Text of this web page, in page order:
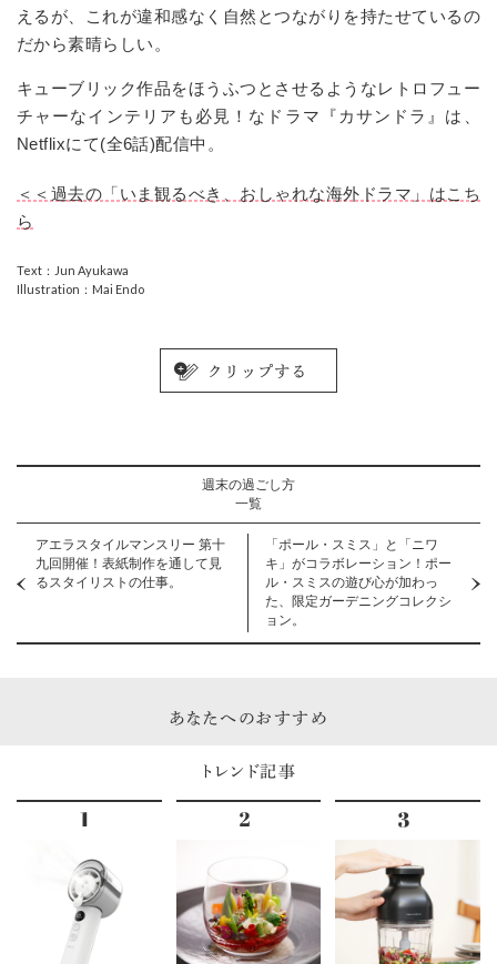
えるが、これが違和感なく自然とつながりを持たせているの
だから素晴らしい。
キューブリック作品をほうふつとさせるようなレトロフュー
チャーなインテリアも必見！なドラマ『カサンドラ』は、
Netflixにて(全6話)配信中。
＜＜過去の「いま観るべき、おしゃれな海外ドラマ」はこち
ら
Text：Jun Ayukawa
Illustration：Mai Endo
週末の過ごし方
一覧
アエラスタイルマンスリー 第十
九回開催！表紙制作を通して見
るスタイリストの仕事。
「ポール・スミス」と「ニワ
キ」がコラボレーション！ポー
ル・スミスの遊び心が加わっ
た、限定ガーデニングコレクシ
ョン。
あなたへのおすすめ
トレンド記事